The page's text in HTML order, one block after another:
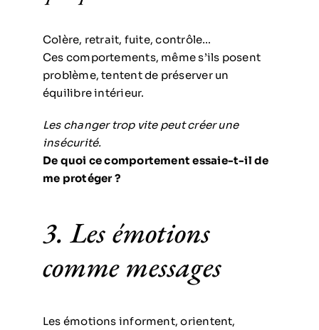
Colère, retrait, fuite, contrôle…
Ces comportements, même s’ils posent
problème, tentent de préserver un
équilibre intérieur.
Les changer trop vite peut créer une
insécurité.
De quoi ce comportement essaie-t-il de
me protéger ?
3. Les émotions
comme messages
Les émotions informent, orientent,